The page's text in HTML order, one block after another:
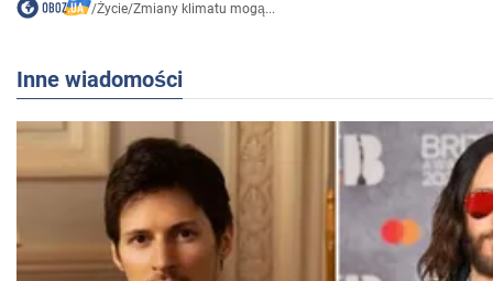
/Życie/Zmiany klimatu mogą...
Inne wiadomości